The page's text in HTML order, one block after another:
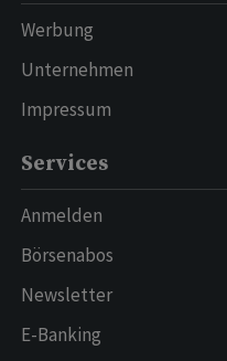
Werbung
Unternehmen
Impressum
Services
Anmelden
Börsenabos
Newsletter
E-Banking